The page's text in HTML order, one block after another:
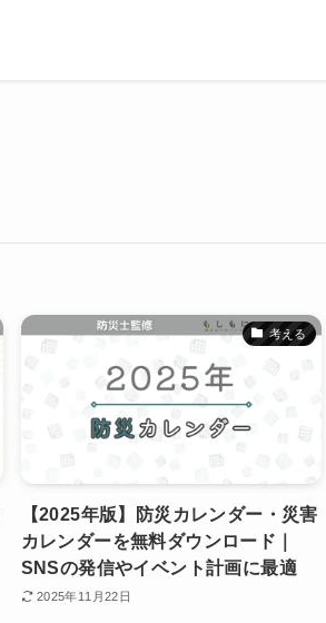
考える
【2025年版】防災カレンダー・災害
カレンダーを無料ダウンロード｜
SNSの発信やイベント計画に最適
2025年11月22日